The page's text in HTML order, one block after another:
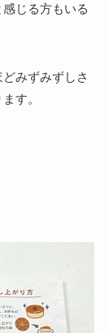
じる方もいる
みずみずしさ
す。